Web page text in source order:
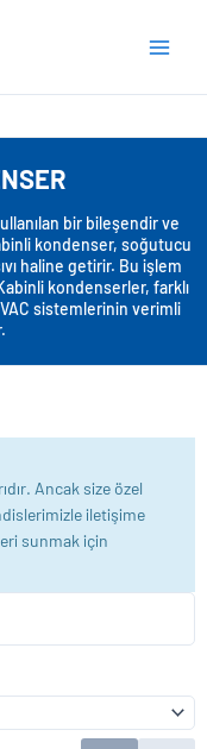
bir bileşendir ve
kondenser, soğutucu
haline getirir. Bu işlem
Kabinli kondenserler, farklı
sistemlerinin verimli
Ancak size özel
iletişime
sunmak için